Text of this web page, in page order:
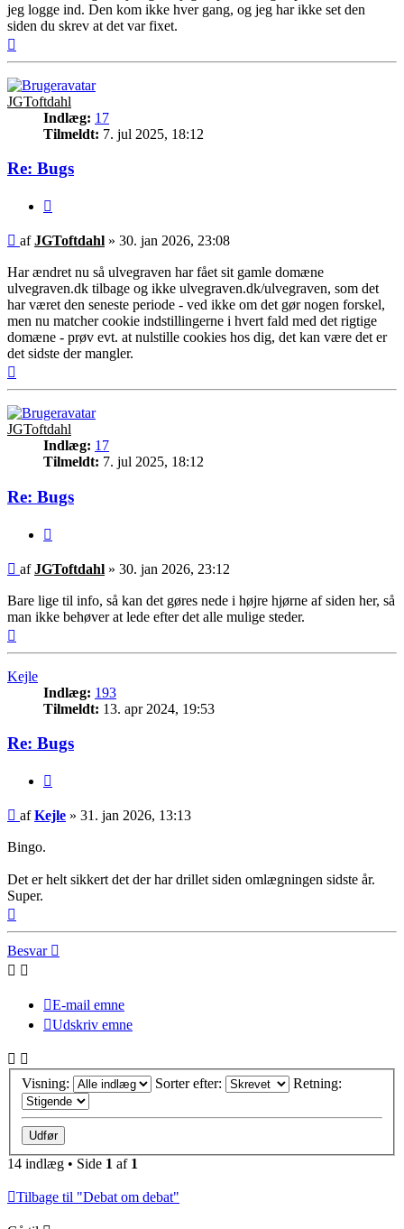
jeg logge ind. Den kom ikke hver gang, og jeg har ikke set den
siden du skrev at det var fixet.
JGToftdahl
Indlæg: 17
Tilmeldt: 7. jul 2025, 18:12
Re: Bugs
Indlæg
afJGToftdahl » 30. jan 2026, 23:08
Har ændret nu så ulvegraven har fået sit gamle domæne
ulvegraven.dk tilbage og ikke ulvegraven.dk/ulvegraven, som det
har været den seneste periode - ved ikke om det gør nogen forskel,
men nu matcher cookie indstillingerne i hvert fald med det rigtige
domæne - prøv evt. at nulstille cookies hos dig, det kan være det er
det sidste der mangler.
JGToftdahl
Indlæg: 17
Tilmeldt: 7. jul 2025, 18:12
Re: Bugs
Indlæg
afJGToftdahl » 30. jan 2026, 23:12
Bare lige til info, så kan det gøres nede i højre hjørne af siden her, så
man ikke behøver at lede efter det alle mulige steder.
Kejle
Indlæg: 193
Tilmeldt: 13. apr 2024, 19:53
Re: Bugs
Indlæg
afKejle » 31. jan 2026, 13:13
Bingo.
Det er helt sikkert det der har drillet siden omlægningen sidste år.
Super.
Besvar
E-mail emne
Udskriv emne
Visning: Sorter efter: Retning:
14 indlæg • Side 1 af 1
Tilbage til "Debat om debat"